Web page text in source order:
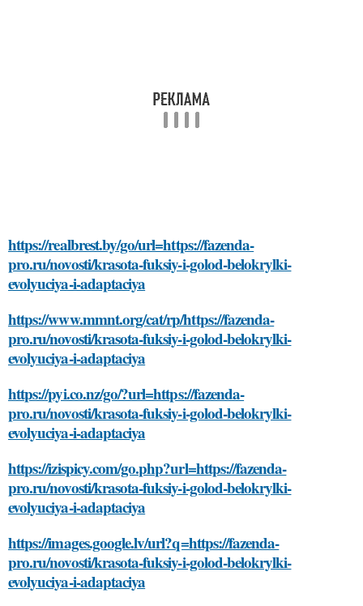
https://realbrest.by/go/url=https://fazenda-
pro.ru/novosti/krasota-fuksiy-i-golod-belokrylki-
evolyuciya-i-adaptaciya
https://www.mmnt.org/cat/rp/https://fazenda-
pro.ru/novosti/krasota-fuksiy-i-golod-belokrylki-
evolyuciya-i-adaptaciya
https://pyi.co.nz/go/?url=https://fazenda-
pro.ru/novosti/krasota-fuksiy-i-golod-belokrylki-
evolyuciya-i-adaptaciya
https://izispicy.com/go.php?url=https://fazenda-
pro.ru/novosti/krasota-fuksiy-i-golod-belokrylki-
evolyuciya-i-adaptaciya
https://images.google.lv/url?q=https://fazenda-
pro.ru/novosti/krasota-fuksiy-i-golod-belokrylki-
evolyuciya-i-adaptaciya